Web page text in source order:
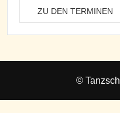
ZU DEN TERMINEN
©